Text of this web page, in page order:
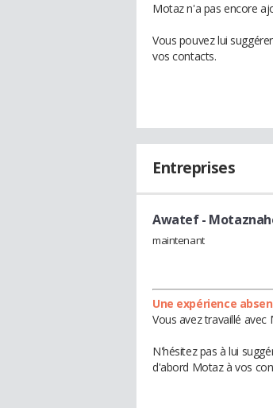
Motaz n'a pas encore
Vous pouvez lui
vos contacts.
Entreprises
Awatef-
maintenant
Une expérience
Vous avez travaillé
N'hésitez pas à lui
d'abord Motaz à vos